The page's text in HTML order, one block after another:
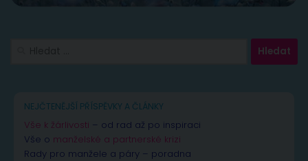
NEJČTENĚJŠÍ PŘÍSPĚVKY A ČLÁNKY
Vše k žárlivosti – od rad až po inspiraci
Vše o manželské a partnerské krizi
Rady pro manžele a páry – poradna